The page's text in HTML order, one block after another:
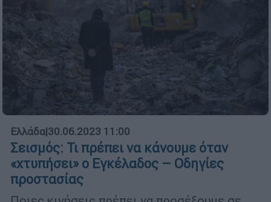
Ελλάδα|30.06.2023 11:00
Σεισμός: Τι πρέπει να κάνουμε όταν
«χτυπήσει» ο Εγκέλαδος – Οδηγίες
προστασίας